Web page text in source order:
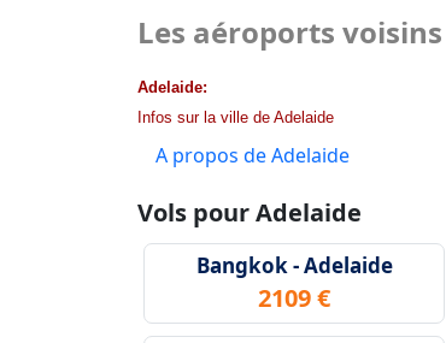
Les aéroports
Adelaide:
Infos sur la ville de Adelaide
A propos de Adelaide
Vols pour Adelaide
Bangkok - Adelaide
2109 €